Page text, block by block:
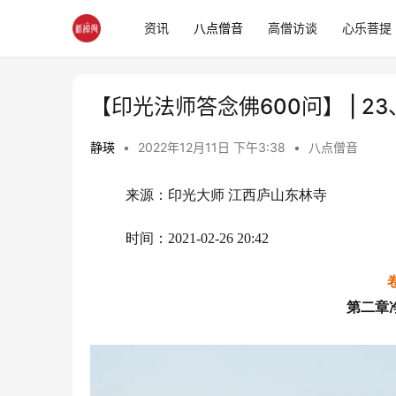
资讯 八点僧音 高僧访谈 心乐菩提
【印光法师答念佛600问】 |
静瑛 • 2022年12月11日 下午3:38 • 八点僧音
来源：印光大师 江西庐山东林寺
时间：2021-02-26 20:42
第二章